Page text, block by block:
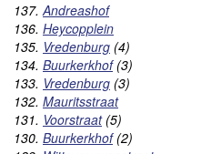
137.Andreashof
136. Heycopplein
135. Vredenburg (4)
134. Buurkerkhof(3)
133. Vredenburg (3)
132. Mauritsstraat
131. Voorstraat(5)
130. Buurkerkhof(2)